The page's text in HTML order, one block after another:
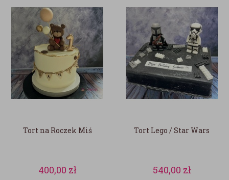
Tort na Roczek Miś
400,00 zł
Tort Lego / Star Wars
540,00 zł